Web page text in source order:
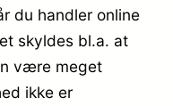
du handler online
skyldes bl.a. at
være meget
ikke er